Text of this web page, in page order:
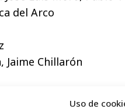
Uso de
del Arco
Jaime Chillarón